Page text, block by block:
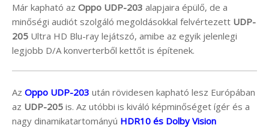
Már kapható az Oppo UDP-203 alapjaira épülő, de a
minőségi audiót szolgáló megoldásokkal felvértezett UDP-
205 Ultra HD Blu-ray lejátszó, amibe az egyik jelenlegi
legjobb D/A konverterből kettőt is építenek.
Az Oppo UDP-203 után rövidesen kapható lesz Európában
az UDP-205 is. Az utóbbi is kiváló képminőséget ígér és a
nagy dinamikatartományú HDR10 és Dolby Vision